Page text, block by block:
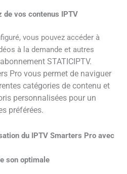
de vos contenus IPTV
vous pouvez accéder à
à la demande et autres
STATICIPTV.
Pro vous permet de naviguer
catégories de contenu et
personnalisées pour un
préférées.
du IPTV Smarters Pro avec
son optimale